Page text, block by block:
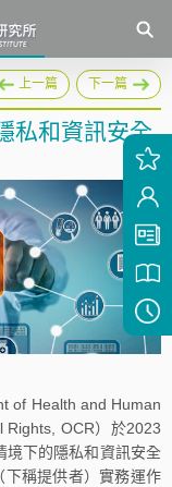
上一篇 下一篇
私和資訊安全
of Health and Human
Rights, OCR）於2023
境下的隱私和資訊安全
稱提供者）實務運作